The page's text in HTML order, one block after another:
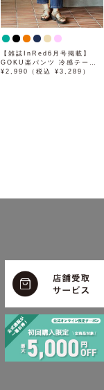
【雑誌InRed6月号掲載】
GOKU楽パンツ 冷感テーパ
ード【接触冷感】
¥2,990（税込 ¥3,289）